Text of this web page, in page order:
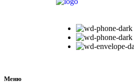
Меню